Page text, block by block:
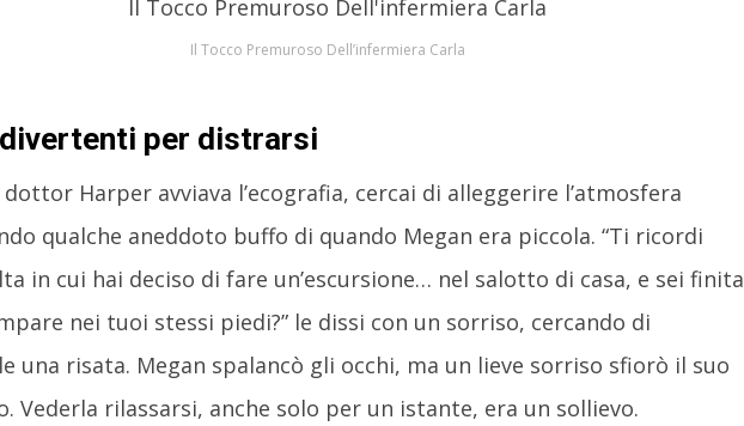
Il Tocco Premuroso Dell’infermiera Carla
per distrarsi
Harper avviava l’ecografia, cercai di alleggerire l’atmosfera
qualche aneddoto buffo di quando Megan era piccola. “Ti ricordi
in cui hai deciso di fare un’escursione… nel salotto di casa, e sei finita
nei tuoi stessi piedi?” le dissi con un sorriso, cercando di
una risata. Megan spalancò gli occhi, ma un lieve sorriso sfiorò il suo
Vederla rilassarsi, anche solo per un istante, era un sollievo.